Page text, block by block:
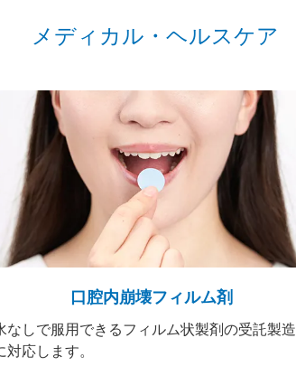
メディカル・ヘルスケア
口腔内崩壊フィルム剤
なしで服用できるフィルム状製剤の受託製造
対応します。